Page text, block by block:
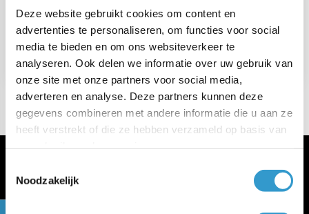
Deze website gebruikt cookies om content en
advertenties te personaliseren, om functies voor social
media te bieden en om ons websiteverkeer te
analyseren. Ook delen we informatie over uw gebruik van
onze site met onze partners voor social media,
adverteren en analyse. Deze partners kunnen deze
gegevens combineren met andere informatie die u aan ze
heeft verstrekt of die ze hebben verzameld op basis van
Noodzakelijk
VOLGEND ARTIKEL
Betaaltermijn jortt→